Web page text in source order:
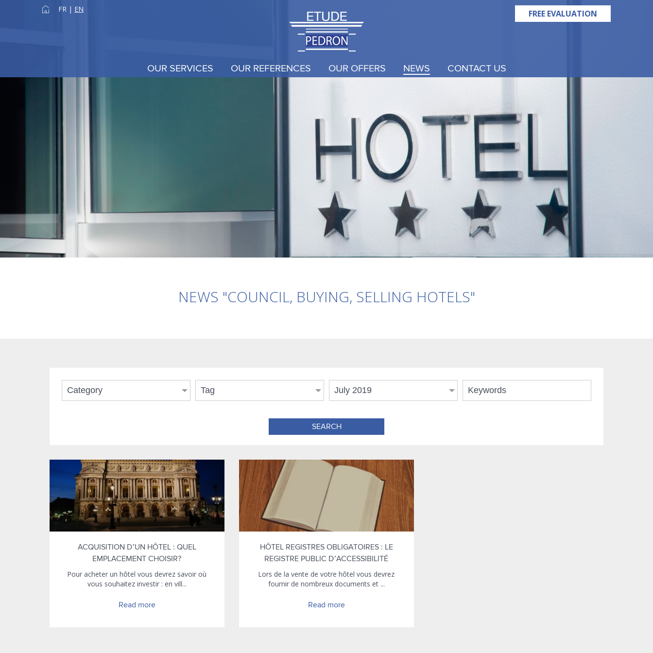
FR | EN FREE EVALUATION
OUR SERVICES OUR REFERENCES OUR OFFERS NEWS CONTACT US
NEWS "COUNCIL, BUYING, SELLING HOTELS"
Category Tag July 2019
SEARCH
ACQUISITION D’UN HÔTEL : QUEL
EMPLACEMENT CHOISIR?
Pour acheter un hôtel vous devrez savoir où
vous souhaitez investir : en vill...
Read more
HÔTEL REGISTRES OBLIGATOIRES : LE
REGISTRE PUBLIC D’ACCESSIBILITÉ
Lors de la vente de votre hôtel vous devrez
fournir de nombreux documents et ...
Read more